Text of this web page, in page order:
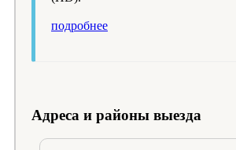
подробнее
Адреса и районы выезда